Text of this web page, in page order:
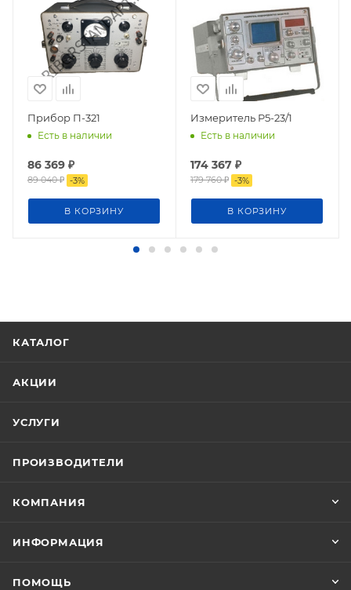
Прибор П-321
Есть в наличии
86 369 ₽
89 040₽ -3%
В КОРЗИНУ
Измеритель Р5-23/1
Есть в наличии
174 367 ₽
179 760₽ -3%
В КОРЗИНУ
КАТАЛОГ
АКЦИИ
УСЛУГИ
ПРОИЗВОДИТЕЛИ
КОМПАНИЯ
ИНФОРМАЦИЯ
ПОМОЩЬ